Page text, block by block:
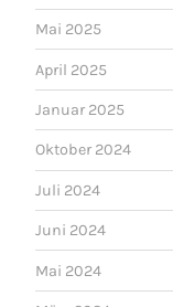
Mai 2025
April 2025
Januar 2025
Oktober 2024
Juli 2024
Juni 2024
Mai 2024